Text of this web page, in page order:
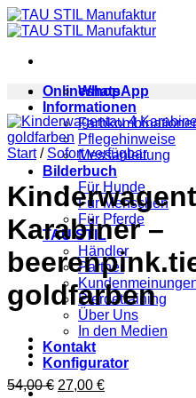
Zum
Inhalt
Onlineshop
Informationen
Pflegehinweise
Messanleitung
Bilderbuch
Für Hunde
Für Menschen
Für Pferde
TAU STIL
Händler
Partner
Pferdetraining
Über Uns
In den Medien
Kontakt
Konfigurator
WhatsApp
Start / Sofort verfügbar
Karabiner –
goldfarben
54,00€ Ursprünglicher
27,00 €Aktueller